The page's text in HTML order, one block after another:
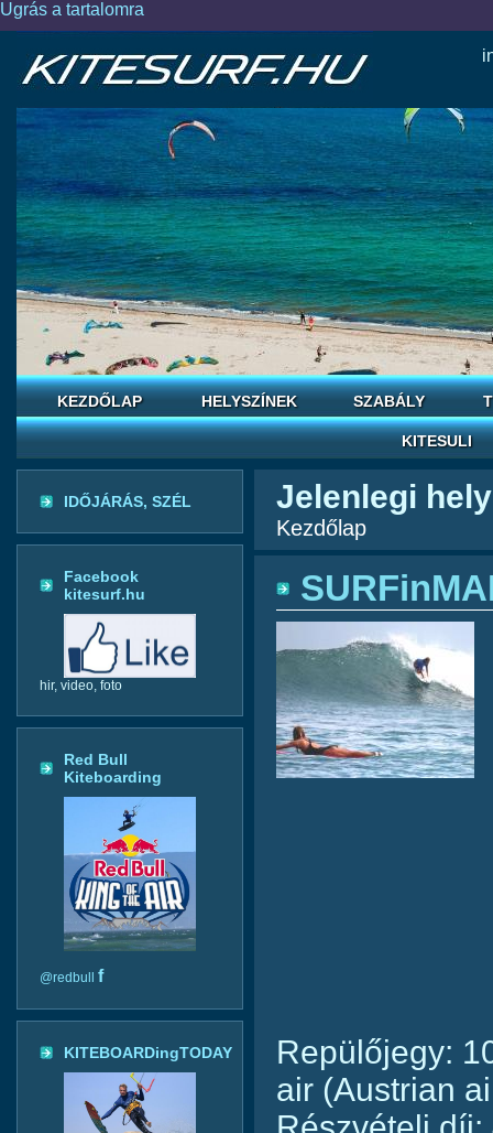
Ugrás a tartalomra
KEZDŐLAP HELYSZÍNEK SZABÁLY
KITESULI
IDŐJÁRÁS, SZÉL
Facebook
kitesurf.hu
hir, video, foto
Red Bull
Kiteboarding
@redbull f
KITEBOARDingTODAY
Jelenlegi hely
Kezdőlap
Repülőjegy:
air (Austrian